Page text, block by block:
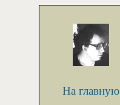
На главную